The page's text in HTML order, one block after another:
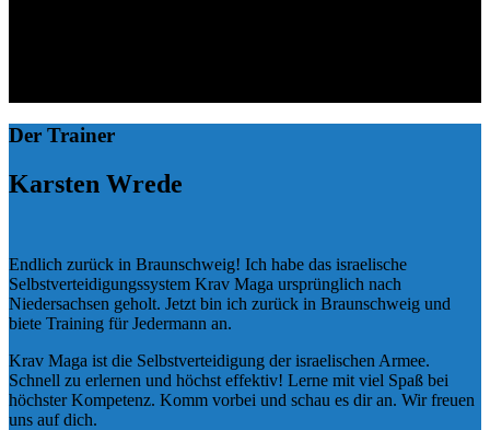
Der Trainer
Karsten Wrede
Endlich zurück in Braunschweig! Ich habe das israelische
Selbstverteidigungssystem Krav Maga ursprünglich nach
Niedersachsen geholt. Jetzt bin ich zurück in Braunschweig und
biete Training für Jedermann an.
Krav Maga ist die Selbstverteidigung der israelischen Armee.
Schnell zu erlernen und höchst effektiv! Lerne mit viel Spaß bei
höchster Kompetenz. Komm vorbei und schau es dir an. Wir freuen
uns auf dich.